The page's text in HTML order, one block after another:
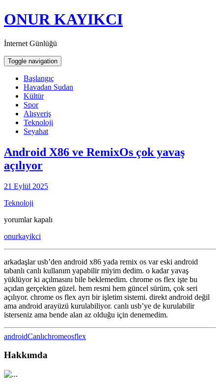
ONUR KAYIKCI
İnternet Günlüğü
Toggle navigation
Başlangıç
Havadan Sudan
Kültür
Spor
Alışveriş
Teknoloji
Seyahat
Android X86 ve RemixOs çok yavaş
açılıyor
21 Eylül 2025
Teknoloji
Android
ve
yavaş
açılıyor
için
yorumlar kapalı
onurkayikci
arkadaşlar usb’den android x86 yada remix os var eski android
tabanlı canlı kullanım yapabilir miyim dedim. o kadar yavaş
yüklüyor ki açılmasını bile beklemedim. chrome os flex işte bu
açıdan gerçekten güzel. hem resmi hem güncel sürüm, çok seri
açılıyor. chrome os flex ayrı bir işletim sistemi. direkt android değil
ama android arayüzü kurulabiliyor. canlı usb’ye de kurulabilir
isterseniz ama bende alan az olduğu için denemedim.
androidCanlıchromeosflex
Hakkımda